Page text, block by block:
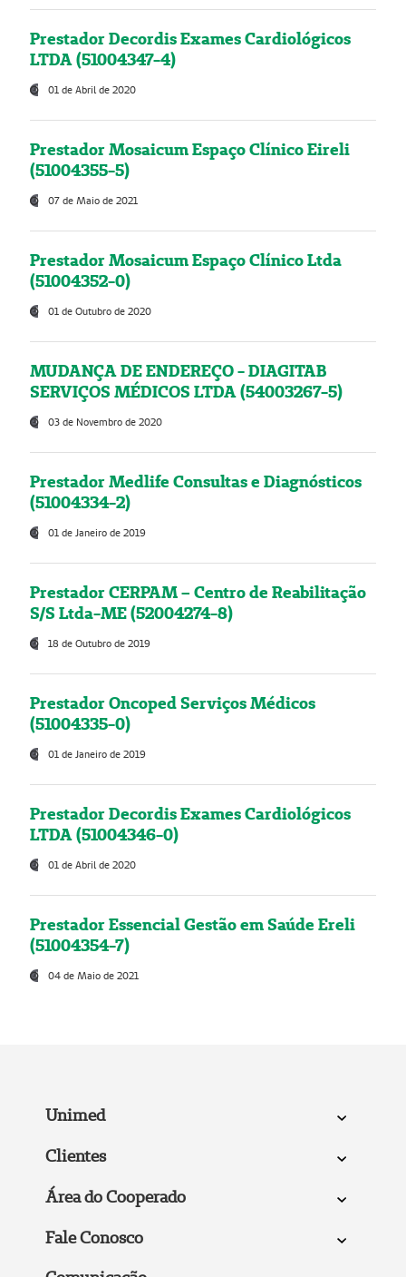
Prestador Decordis Exames Cardiológicos
LTDA (51004347-4)
01 de Abril de 2020
Prestador Mosaicum Espaço Clínico Eireli
(51004355-5)
07 de Maio de 2021
Prestador Mosaicum Espaço Clínico Ltda
(51004352-0)
01 de Outubro de 2020
MUDANÇA DE ENDEREÇO - DIAGITAB
SERVIÇOS MÉDICOS LTDA (54003267-5)
03 de Novembro de 2020
Prestador Medlife Consultas e Diagnósticos
(51004334-2)
01 de Janeiro de 2019
Prestador CERPAM – Centro de Reabilitação
S/S Ltda-ME (52004274-8)
18 de Outubro de 2019
Prestador Oncoped Serviços Médicos
(51004335-0)
01 de Janeiro de 2019
Prestador Decordis Exames Cardiológicos
LTDA (51004346-0)
01 de Abril de 2020
Prestador Essencial Gestão em Saúde Ereli
(51004354-7)
04 de Maio de 2021
Unimed
Clientes
Área do Cooperado
Fale Conosco